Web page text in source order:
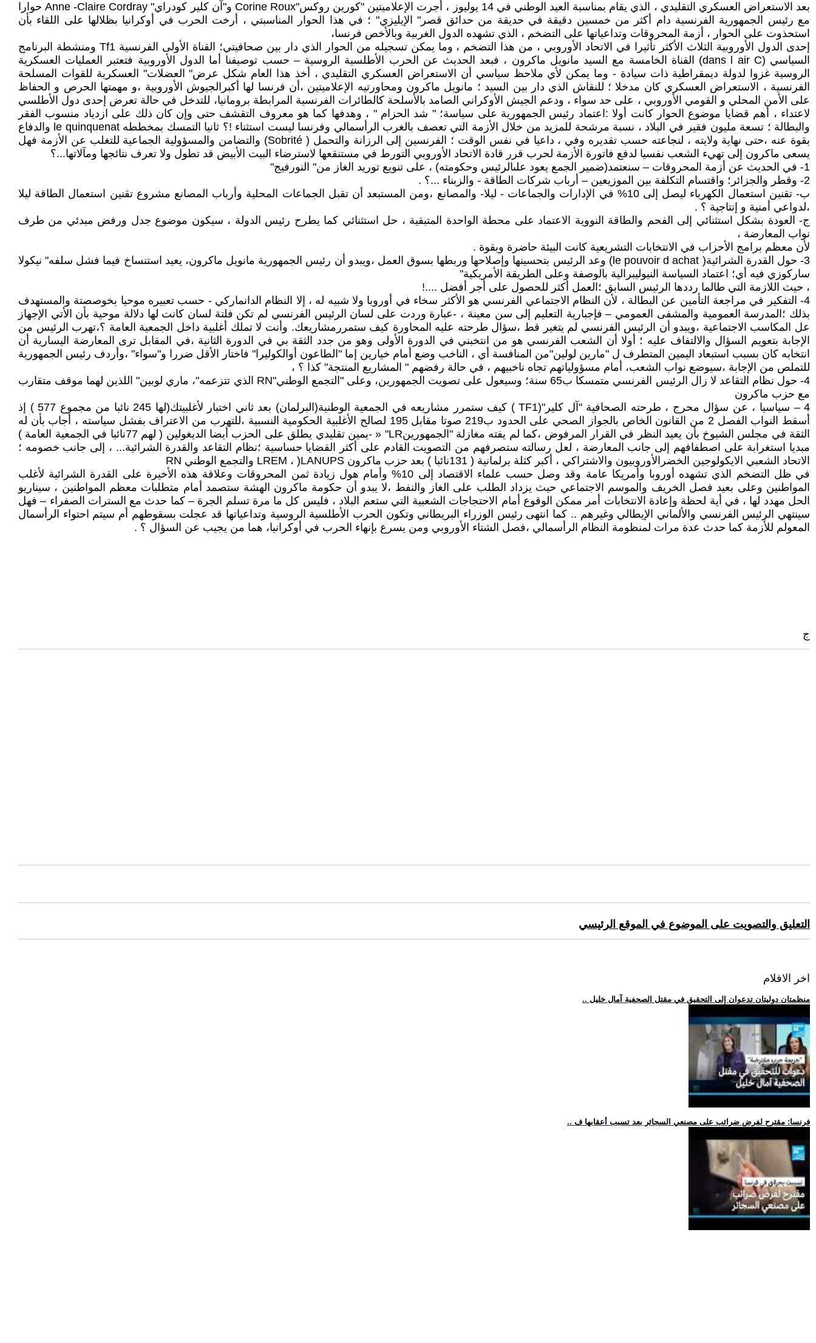
بعد الاستعراض العسكري التقليدي ، الذي يقام بمناسبة العيد الوطني في 14 يوليوز ، أجرت الإعلاميتين "كورين روكس"Corine Roux و"آن كلير كودراي" Anne -Claire Cordray حوارا
مع رئيس الجمهورية الفرنسية دام أكثر من خمسين دقيقة في حديقة من حدائق قصر" الإيليزي" ؛ في هذا الحوار المناسبتي ، أرخت الحرب في أوكرانيا بظلالها على اللقاء بأن
استحذوت على الحوار ، أزمة المحروقات وتداعياتها على التضخم ، الذي تشهده الدول الغربية وبالأخص فرنسا،
إحدى الدول الأوروبية الثلاث الأكثر تأثيرا في الاتحاد الأوروبي ، من هذا التضخم ، وما يمكن تسجيله من الحوار الذي دار بين صحافيتي؛ القناة الأولى الفرنسية Tf1 ومنشطة البرنامج
السياسي (dans l air C) القناة الخامسة مع السيد مانويل ماكرون ، فبعد الحديث عن الحرب الأطلسية الروسية – حسب توصيفنا أما الدول الأوروبية فتعتبر العمليات العسكرية
الروسية غزوا لدولة ديمقراطية ذات سيادة - وما يمكن لأي ملاحظ سياسي أن الاستعراض العسكري التقليدي ، أخذ هذا العام شكل عرض" العضلات" العسكرية للقوات المسلحة
الفرنسية ، الاستعراض العسكري كان مدخلا ؛ للنقاش الذي دار بين السيد ؛ مانويل ماكرون ومحاورتيه الإعلاميتين ،أن فرنسا لها أكبرالجيوش الأوروبية ،و مهمتها الحرص و الحفاظ
على الأمن المحلي و القومي الأوروبي ، على حد سواء ، ودعم الجيش الأوكراني الصامد بالأسلحة كالطائرات الفرنسية المرابطة برومانيا، للتدخل في حالة تعرض إحدى دول الأطلسي
لاعتداء ، أهم قضايا موضوع الحوار كانت أولا :اعتماد رئيس الجمهورية على سياسة؛ " شد الحزام " ، وهدفها كما هو معروف التقشف حتى وإن كان ذلك على ازدياد منسوب الفقر
والبطالة ؛ تسعة مليون فقير في البلاد ، نسبة مرشحة للمزيد من خلال الأزمة التي تعصف بالغرب الرأسمالي وفرنسا ليست استثناء !؟ ثانيا التمسك بمخططه le quinquenat والدفاع
بقوة عنه ،حتى نهاية ولايته ، لنجاعته حسب تقديره وفي ، داعيا في نفس الوقت ؛ الفرنسين إلى الرزانة والتحمل ( Sobrité) والتضامن والمسؤولية الجماعية للتغلب عن الأزمة فهل
يسعى ماكرون إلى تهيء الشعب نفسيا لدفع فاتورة الأزمة لحرب قرر قادة الاتحاد الأوروبي التورط في مستنقعها لاسترضاء البيت الأبيض قد تطول ولا تعرف نتائجها ومآلاتها...؟
1- في الحديث عن أزمة المحروقات – سنعتمد(ضمير الجمع يعود علىالرئيس وحكومته) ، على تنويع توريد الغاز من" النورفيج"
2- وقطر والجزائر؛ واقتسام التكلفة بين الموزيعين – أرباب شركات الطاقة - والزبناء ...؟ .
ب- تقنين استعمال الكهرباء ليصل إلى 10% في الإدارات والجماعات - ليلا- والمصانع ،ومن المستبعد أن تقبل الجماعات المحلية وأرباب المصانع مشروع تقنين استعمال الطاقة ليلا
،لدواعي أمنية و إنتاجية ؟ .
ج- العودة بشكل استثنائي إلى الفحم والطاقة النووية الاعتماد على محطة الواحدة المتبقية ، حل استثنائي كما يطرح رئيس الدولة ، سيكون موضوع جدل ورفض مبدئي من طرف
نواب المعارضة ،
لأن معظم برامج الأحزاب في الانتخابات التشريعية كانت البيئة حاضرة وبقوة .
3- حول القدرة الشرائية( le pouvoir d achat) وعد الرئيس بتحسينها وإصلاحها وربطها بسوق العمل ،ويبدو أن رئيس الجمهورية مانويل ماكرون، يعيد استنساخ فيما فشل سلفه" نيكولا
ساركوزي فيه أي؛ اعتماد السياسة النيوليبرالية بالوصفة وعلى الطريقة الأمريكية"
، حيث اللازمة التي طالما رددها الرئيس السابق ؛العمل أكثر للحصول على أجر أفضل ....!
4- التفكير في مراجعة التأمين عن البطالة ، لأن النظام الاجتماعي الفرنسي هو الأكثر سخاء في أوروبا ولا شبيه له ، إلا النظام الدانماركي - حسب تعبيره موحيا بخوصصتة والمستهدف
بذلك ؛المدرسة العمومية والمشفى العمومي – فإجبارية التعليم إلى سن معينة ، -عبارة وردت على لسان الرئيس الفرنسي لم تكن فلتة لسان كانت لها دلالة موحية بأن الأتي الإجهاز
عل المكاسب الاجتماعية ،ويبدو أن الرئيس الفرنسي لم يتغير قط ،سؤال طرحته عليه المحاورة كيف ستمررمشاريعك. وأنت لا تملك أغلبية داخل الجمعية العامة ؟،تهرب الرئيس من
الإجابة بتعويم السؤال والالتفاف عليه ؛ أولا أن الشعب الفرنسي هو من انتخبني في الدورة الأولى وهو من جدد الثقة بي في الدورة الثانية ،في المقابل ترى المعارضة اليسارية أن
انتخابه كان بسبب استبعاد اليمين المتطرف ل "مارين لولين"من المنافسة أي ، الناخب وضع أمام خيارين إما "الطاعون أوالكوليرا" فاختار الأقل ضررا و"سواء" ،وأردف رئيس الجمهورية
للتملص من الإجابة ،سيوضع نواب الشعب، أمام مسؤولياتهم تجاه ناخبيهم ، في حالة رفضهم " المشاريع المنتجة" كذا ؟ ،
4- حول نظام التقاعد لا زال الرئيس الفرنسي متمسكا ب65 سنة؛ وسيعول على تصويت الجمهورين، وعلى "التجمع الوطني"RN الذي تتزعمه"، ماري لوبين" اللذين لهما موقف متقارب
مع حزب ماكرون
4 – سياسيا ، عن سؤال محرج ، طرحته الصحافية "آل كلير"(TF1 ) كيف ستمرر مشاريعه في الجمعية الوطنية(البرلمان) بعد ثاني اختبار لأغلبيتك(لها 245 نائبا من مجموع 577 ) إذ
أسقط النواب الفصل 2 من القانون الخاص بالجواز الصحي على الحدود ب219 صوتا مقابل 195 لصالح الأغلبية الحكومية النسبية ،للتهرب من الاعتراف بفشل سياسته ، أجاب بأن له
الثقة في مجلس الشيوخ بأن يعيد النظر في القرار المرفوض ،كما لم يفته مغازلة "الجمهورينLR" « -يمين تقليدي يطلق على الحزب أيضا الديغولين ( لهم 77نائبا في الجمعية العامة )
مبديا استغرابة على اصطفافهم إلى جانب المعارضة ، لعل رسالته ستصرفهم من التصويت القادم على أكثر القضايا حساسية ؛نظام التقاعد والقدرة الشرائية... ، إلى جانب خصومه ؛
الاتحاد الشعبي الايكولوجين الخضرالأوروبيون والاشتراكي ، أكبر كثلة برلمانية ( 131نائبا ) بعد حزب ماكرون LREM ، )LANUPS والتجمع الوطني RN
في ظل التضخم الذي تشهده أوروبا وأمريكا عامة وقد وصل حسب علماء الاقتصاد إلى 10% وأمام هول زيادة ثمن المحروقات وعلاقة هذه الأخيرة على القدرة الشرائية لأغلب
المواطنين وعلى بعيد فصل الخريف والموسم الاجتماعي حيث يزداد الطلب على الغاز والنفط ،لا يبدو أن حكومة ماكرون الهشة ستصمد أمام متطلبات معظم المواطنين ، سيناريو
الحل مهدد لها ، في أية لحظة وإعادة الانتخابات أمر ممكن الوقوع أمام الاحتجاجات الشعبية التي ستعم البلاد ، فليس كل ما مرة تسلم الجرة – كما حدث مع السترات الصفراء – فهل
سينتهي الرئيس الفرنسي والألماني الإيطالي وغيرهم .. كما انتهى رئيس الوزراء البريطاني وتكون الحرب الأطلسية الروسية وتداعياتها قد عجلت بسقوطهم أم سيتم احتواء الرأسمال
المعولم للأزمة كما حدث عدة مرات لمنظومة النظام الرأسمالي ،فصل الشتاء الأوروبي ومن يسرع بإنهاء الحرب في أوكرانيا، هما من يجيب عن السؤال ؟ .
ج
التعليق والتصويت على الموضوع في الموقع الرئيسي
اخر الافلام
.. منظمتان دوليتان تدعوان إلى التحقيق في مقتل الصحفية آمال خليل
.. فرنسا: مقترح لفرض ضرائب على مصنعي السجائر بعد تسبب أعقابها ف